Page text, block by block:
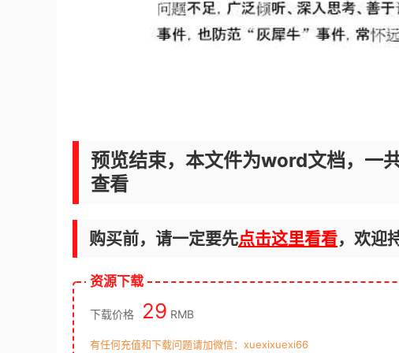
预览结束，本文件为word文档，一
查看
购买前，请一定要先点击这里看看，欢迎
资源下载
下载价格 29 RMB
有任何充值和下载问题请加微信：xuexixuexi66